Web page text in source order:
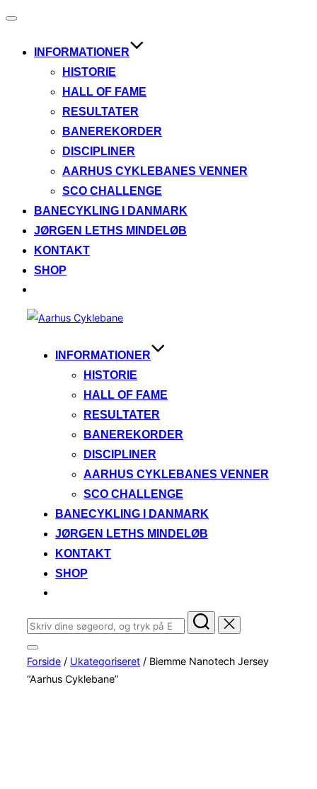
Slå
INFORMATIONER
HISTORIE
HALL OF FAME
RESULTATER
BANEREKORDER
DISCIPLINER
AARHUS CYKLEBANES VENNER
SCO CHALLENGE
BANECYKLING I DANMARK
JØRGEN LETHS MINDELØB
KONTAKT
SHOP
Videre
INFORMATIONER
HISTORIE
HALL OF FAME
RESULTATER
BANEREKORDER
DISCIPLINER
AARHUS CYKLEBANES VENNER
SCO CHALLENGE
BANECYKLING I DANMARK
JØRGEN LETHS MINDELØB
KONTAKT
SHOP
Søg
efter:
Slå
navigation
i
sidekolonne
Forside / Ukategoriseret / Biemme Nanotech Jersey
“Aarhus Cyklebane”